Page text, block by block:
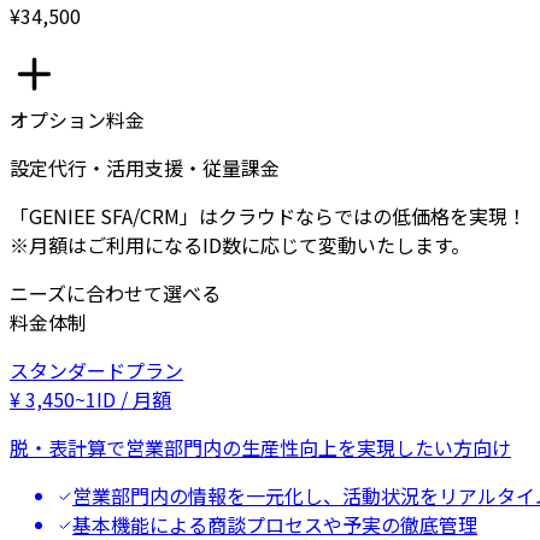
¥34,500
オプション料金
設定代行・活用支援・従量課金
「GENIEE SFA/CRM」はクラウドならではの低価格を実現！
※月額はご利用になるID数に応じて変動いたします。
ニーズに合わせて選べる
料金体制
スタンダードプラン
¥3,450~1ID / 月額
脱・表計算で営業部門内の生産性向上を実現したい方向け
営業部門内の情報を一元化し、活動状況をリアルタ
基本機能による商談プロセスや予実の徹底管理